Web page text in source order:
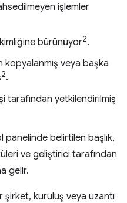
işlemler
kimliğine bürünüyor2.
kopyalanmış veya başka
2.
tarafından yetkilendirilmiş
belirtilen başlık,
ve geliştirici tarafından
gelir.
kuruluş veya uzantı